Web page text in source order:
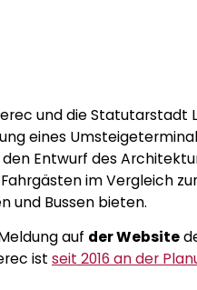
und die
eines
Entwurf des
im Vergleich
und Bussen bieten.
auf der Website
ist seit 2016 an der